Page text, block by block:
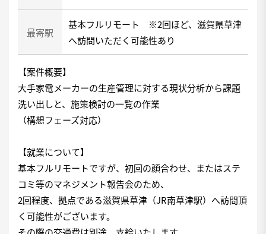
最寄駅
基本フルリモート ※2回ほど、滋賀県草津
へ訪問いただく可能性あり
【案件概要】
大手家電メーカーの生産管理に対する現状分析から課題
洗い出しと、施策検討の一覧の作業
（構想フェーズ対応）
【就業について】
基本フルリモートですが、初回の顔合わせ、またはステ
コミ等のマネジメント報告会のため、
2回程度、拠点である滋賀県草津（JR南草津駅）へ訪問頂
く可能性がございます。